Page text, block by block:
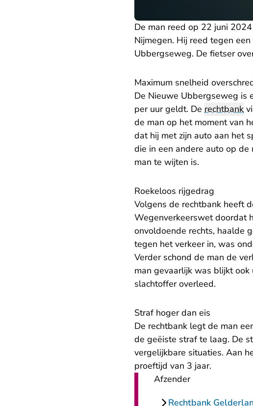
De man reed op 22 juni
Nijmegen. Hij reed tegen
Ubbergseweg. De fietser
Maximum snelheid
De Nieuwe Ubbergseweg is
per uur geldt. De rechtbank
de man op het moment van
dat hij met zijn auto aan het
die in een andere auto op
man te wijten is.
Roekeloos rijgedrag
Volgens de rechtbank heeft
Wegenverkeerswet doordat
onvoldoende rechts, haalde
tegen het verkeer in, was
Verder schond de man de
man gevaarlijk was blijkt
slachtoffer overleed.
Straf hoger dan eis
De rechtbank legt de man
de geëiste straf te laag. De
vergelijkbare situaties. Aan
proeftijd van 3 jaar.
Afzender
Rechtbank